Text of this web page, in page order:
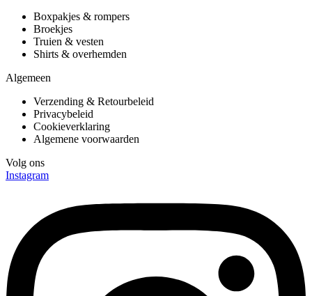
Boxpakjes & rompers
Broekjes
Truien & vesten
Shirts & overhemden
Algemeen
Verzending & Retourbeleid
Privacybeleid
Cookieverklaring
Algemene voorwaarden
Volg ons
Instagram